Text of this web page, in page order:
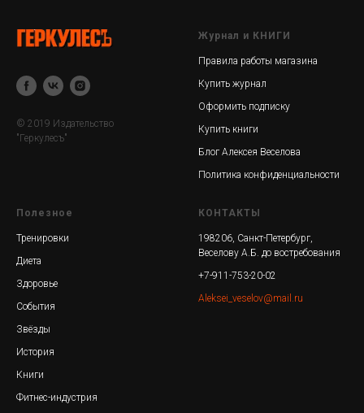
© 2019 Издательство
"Геркулесъ"
Журнал и КНИГИ
Правила работы магазина
Купить журнал
Оформить подписку
Купить книги
Блог Алексея Веселова
Политика конфиденциальности
Полезное
Тренировки
Диета
Здоровье
События
Звёзды
История
Книги
Фитнес-индустрия
КОНТАКТЫ
198206, Санкт-Петербург,
Веселову А.Б. до востребования
+7-911-753-20-02
Aleksei_veselov@mail.ru